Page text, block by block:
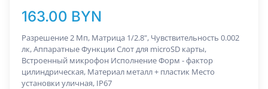
163.00 BYN
Разрешение 2 Мп, Матрица 1/2.8", Чувствительность 0.002
лк, Аппаратные Функции Слот для microSD карты,
Встроенный микрофон Исполнение Форм - фактор
цилиндрическая, Материал металл + пластик Место
установки уличная, IP67